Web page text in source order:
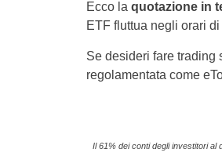
Ecco la quotazione in
ETF fluttua negli orari
Se desideri fare trading
regolamentata come
Il 61% dei conti degli investitori al